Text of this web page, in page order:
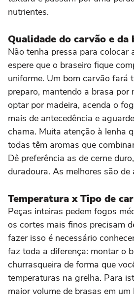
nutrientes.
Qualidade do carvão e da
Não tenha pressa para colocar
espere que o braseiro fique
uniforme. Um bom carvão fará
preparo, mantendo a brasa por
optar por madeira, acenda o
mais de antecedência e
chama. Muita atenção à lenha
todas têm aromas que
Dê preferência as de cerne
duradoura. As melhores são
Temperatura x Tipo de
Peças inteiras pedem fogos
os cortes mais finos precisam
fazer isso é necessário
faz toda a diferença: montar o
churrasqueira de forma que
temperaturas na grelha. Para
maior volume de brasas em um